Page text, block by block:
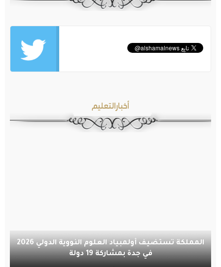
أخبارالتعليم
المملكة تستضيف أولمبياد العلوم النووية الدولي 2026
في جدة بمشاركة 19 دولة